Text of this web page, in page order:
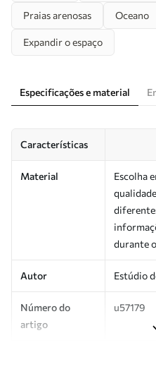
Praias arenosas Oceano
Expandir o espaço
Especificações e material
Características
Material
Escolha
durante
Autor Estúdio
Número do
artigo
u57179